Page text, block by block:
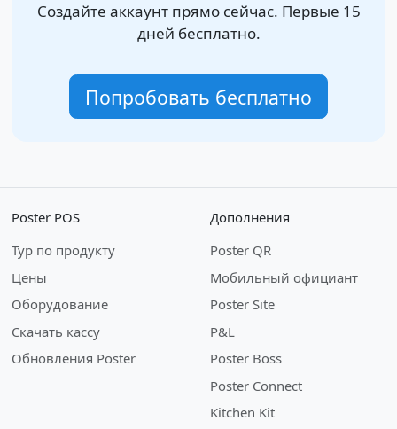
Создайте аккаунт прямо сейчас. Первые 15
дней бесплатно.
Попробовать бесплатно
Poster POS
Тур по продукту
Цены
Оборудование
Скачать кассу
Обновления Poster
Дополнения
Poster QR
Мобильный официант
Poster Site
P&L
Poster Boss
Poster Connect
Kitchen Kit